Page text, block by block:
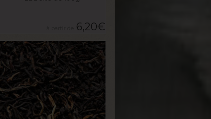
6,20€